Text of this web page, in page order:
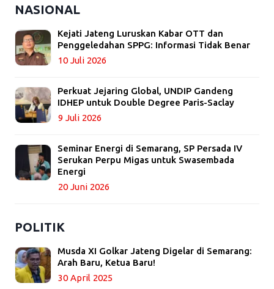
NASIONAL
Kejati Jateng Luruskan Kabar OTT dan
Penggeledahan SPPG: Informasi Tidak Benar
10 Juli 2026
Perkuat Jejaring Global, UNDIP Gandeng
IDHEP untuk Double Degree Paris-Saclay
9 Juli 2026
Seminar Energi di Semarang, SP Persada IV
Serukan Perpu Migas untuk Swasembada
Energi
20 Juni 2026
POLITIK
Musda XI Golkar Jateng Digelar di Semarang:
Arah Baru, Ketua Baru!
30 April 2025